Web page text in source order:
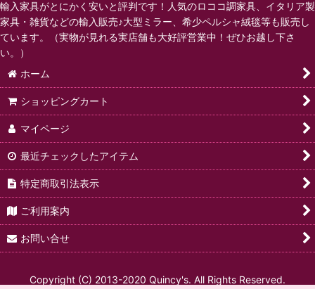
輸入家具がとにかく安いと評判です！人気のロココ調家具、イタリア製
家具・雑貨などの輸入販売♪大型ミラー、希少ペルシャ絨毯等も販売し
ています。（実物が見れる実店舗も大好評営業中！ぜひお越し下さ
い。）
ホーム
ショッピングカート
マイページ
最近チェックしたアイテム
特定商取引法表示
ご利用案内
お問い合せ
Copyright (C) 2013-2020 Quincy's. All Rights Reserved.